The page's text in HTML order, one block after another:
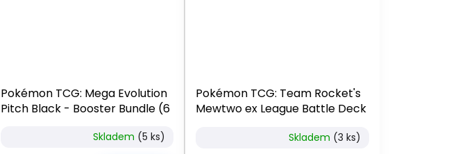
Pokémon TCG: Mega Evolution
Pitch Black - Booster Bundle (6
Skladem (5 ks)
Pokémon TCG: Team Rocket's
Mewtwo ex League Battle Deck
Skladem (3 ks)